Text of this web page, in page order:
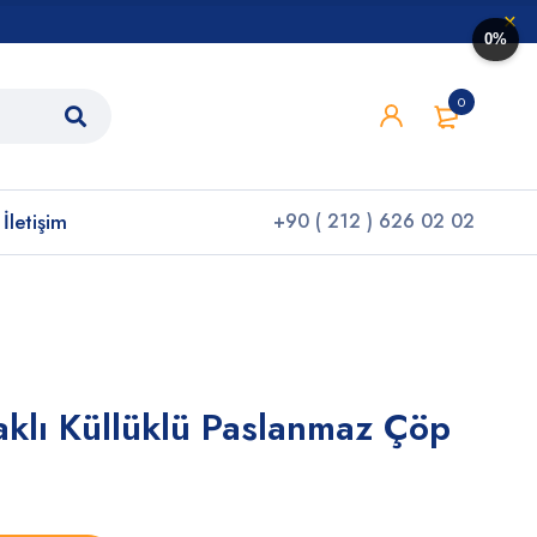
0
İletişim +90 ( 212 ) 626 02 02
Küllüklü Paslanmaz Çöp
0%